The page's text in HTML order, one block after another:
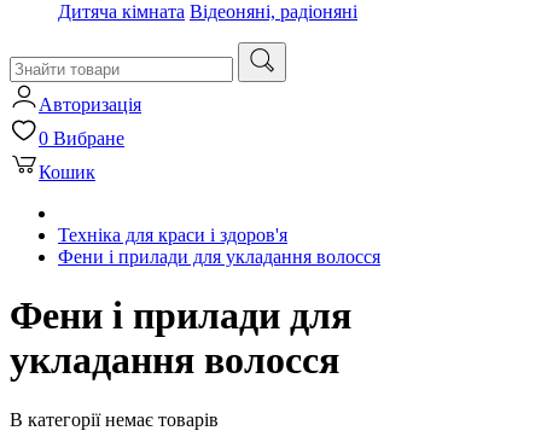
Дитяча кімната Відеоняні, радіоняні
Авторизація
0 Вибране
Кошик
Техніка для краси і здоров'я
Фени і прилади для укладання волосся
Фени і прилади для
укладання волосся
В категорії немає товарів